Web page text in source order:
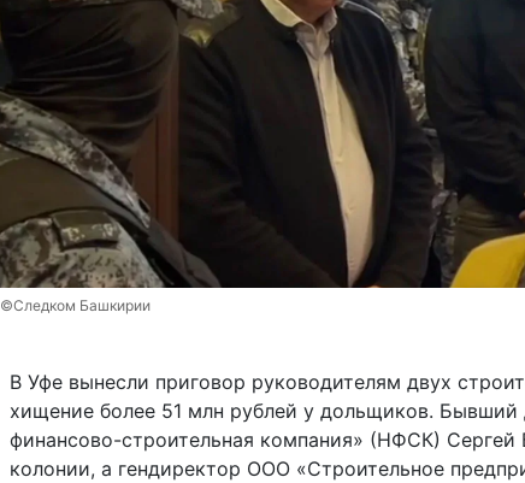
©Следком Башкирии
В Уфе вынесли приговор руководителям двух
хищение более 51 млн рублей у дольщиков.
финансово-строительная компания» (НФСК) Сергей
колонии, а гендиректор ООО «Строительное